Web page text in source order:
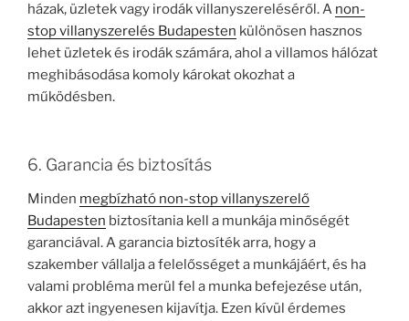
házak, üzletek vagy irodák villanyszereléséről. A non-
stop villanyszerelés Budapesten különösen hasznos
lehet üzletek és irodák számára, ahol a villamos hálózat
meghibásodása komoly károkat okozhat a
működésben.
6. Garancia és biztosítás
Minden megbízható non-stop villanyszerelő
Budapesten biztosítania kell a munkája minőségét
garanciával. A garancia biztosíték arra, hogy a
szakember vállalja a felelősséget a munkájáért, és ha
valami probléma merül fel a munka befejezése után,
akkor azt ingyenesen kijavítja. Ezen kívül érdemes